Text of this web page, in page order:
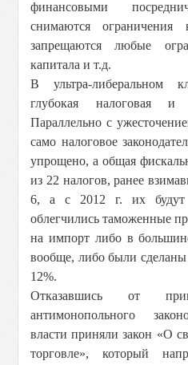
финансовыми
снимаются ограничения
запрещаются любые
капитала и т.д.
В ультра-либеральном
глубокая налоговая и
Параллельно с
само налоговое
упрощено, а общая
из 22 налогов, ранее
6, а с 2012 г. их будут
облегчились таможенные
на импорт либо в
вообще, либо были
12%.
Отказавшись от
антимонопольного
власти приняли закон «О
торговле», который